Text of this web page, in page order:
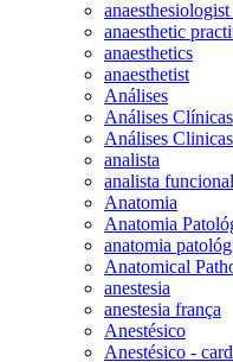
anaesthetic
anaesthetics
anaesthetist
Análises
Análises Clínicas
Análises
analista
analista funcional
Anatomia
Anatomia
anatomia
Anatomical
anestesia
anestesia frança
Anestésico
Anestésico -